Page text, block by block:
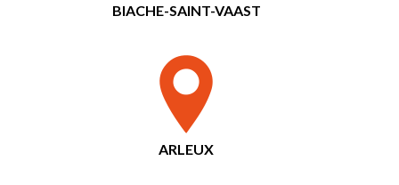
BIACHE-SAINT-VAAST
ARLEUX